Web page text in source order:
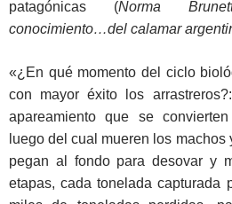
patagónicas (Norma
conocimiento…del calamar
«¿En qué momento del ciclo
con mayor éxito los
apareamiento que se
luego del cual mueren los
pegan al fondo para desovar y
etapas, cada tonelada capturada